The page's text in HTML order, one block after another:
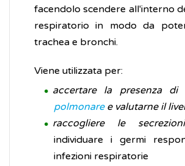
facendolo scendere all'interno
respiratorio in modo da
trachea e bronchi.
Viene utilizzata per:
accertare la presenza di
polmonaree valutarne il
raccogliere le
individuare i germi
infezioni respiratorie